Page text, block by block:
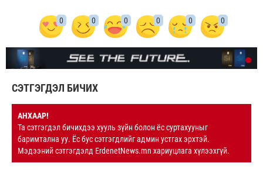
0 0 0 0 0 0
СЭТГЭГДЭЛ БИЧИХ
АНХААР!
Та сэтгэгдэл бичихдээ хууль зүйн болон ёс суртахууныг
баримтална уу. Ёс бус сэтгэгдлийг админ устгах эрхтэй.
Мэдээний сэтгэгдэлд ErdenetNews.mn хариуцлага хүлээхгүй.